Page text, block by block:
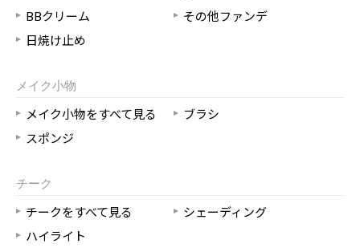
BBクリーム
その他ファンデ
日焼け止め
メイク小物
メイク小物をすべて見る
ブラシ
スポンジ
チーク
チークをすべて見る
シェーディング
ハイライト